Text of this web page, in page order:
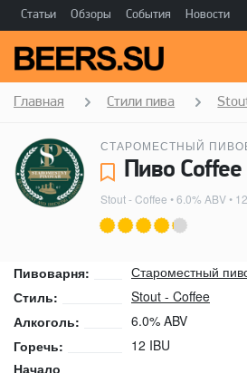
Статьи Обзоры События Новости
Главная Стили пива
СТАРОМЕСТНЫЙ
Stout - Coffee • 6.0% ABV •
Пивоварня:
Староместный
Стиль:
Stout - Coffee
Алкоголь:
6.0% ABV
Горечь:
12 IBU
Начало